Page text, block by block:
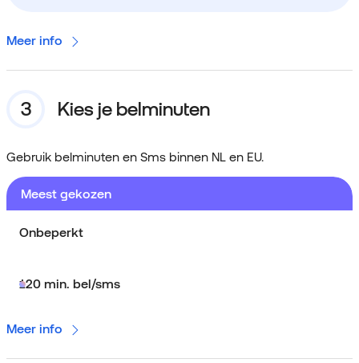
Meer info
Kies je belminuten
Gebruik belminuten en Sms binnen NL en EU.
Meest gekozen
Onbeperkt
120 min. bel/sms
Meer info